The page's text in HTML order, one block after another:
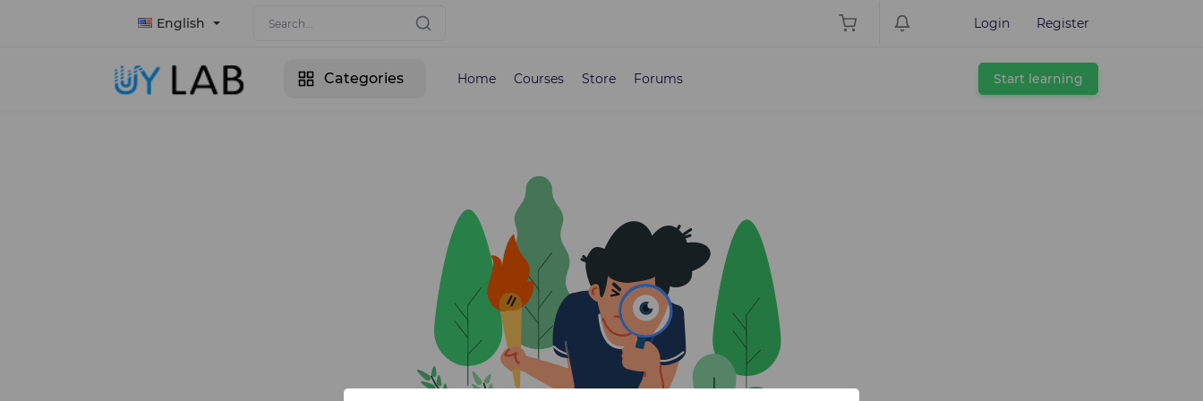
English Login Register
Categories Home Courses Store Forums Start learning